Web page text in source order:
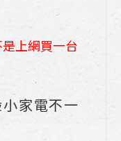
上網買一台
家電不一